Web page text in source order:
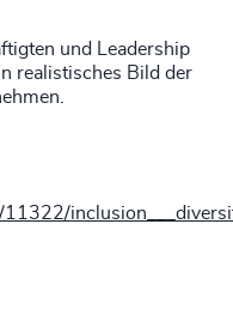
und Leadership
realistisches Bild der